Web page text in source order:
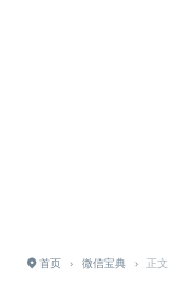
首页 › 微信宝典 › 正文